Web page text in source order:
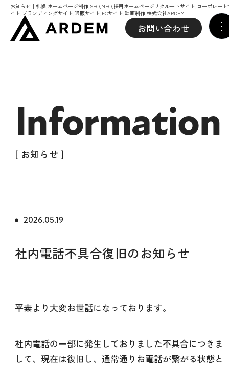
お知らせ｜札幌,ホームページ制作,SEO,MEO,採用ホームページリクルートサイト,コーポレート
イト,ブランディングサイト,通販サイト,ECサイト,動画制作,株式会社ARDEM
お問い合わせ
Information
[ お知らせ ]
2026.05.19
社内電話不具合復旧のお知らせ
平素より大変お世話になっております。
社内電話の一部に発生しておりました不具合につきま
して、現在は復旧し、通常通りお電話が繋がる状態と